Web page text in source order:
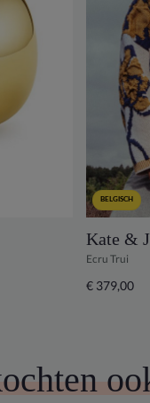
BELGISCH
Kate &
Ecru Trui
€ 379,00